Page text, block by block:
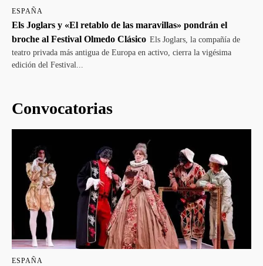
ESPAÑA
Els Joglars y «El retablo de las maravillas» pondrán el
broche al Festival Olmedo Clásico Els Joglars, la compañía de
teatro privada más antigua de Europa en activo, cierra la vigésima
edición del Festival...
Convocatorias
ESPAÑA